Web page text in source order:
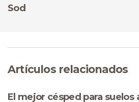
Sod
Artículos relacionados
El mejor césped para suelos